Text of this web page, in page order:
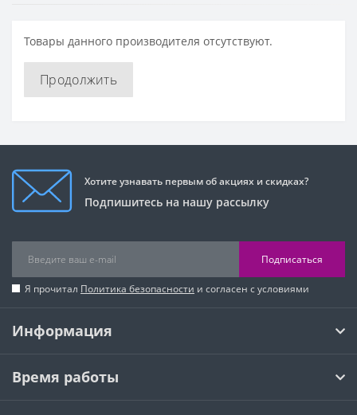
Товары данного производителя отсутствуют.
Продолжить
Хотите узнавать первым об акциях и скидках?
Подпишитесь на нашу рассылку
Подписаться
Я прочитал Политика безопасности и согласен с условиями
Информация
Время работы